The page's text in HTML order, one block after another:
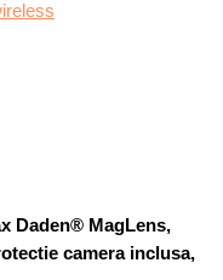
Daden® MagLens,
camera inclusa,